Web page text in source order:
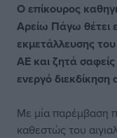
Ο επίκουρος
Αρείω Πάγω θέτει
εκμετάλλευσης
ΑΕ και ζητά
ενεργό
Με μία παρέμβαση
καθεστώς του